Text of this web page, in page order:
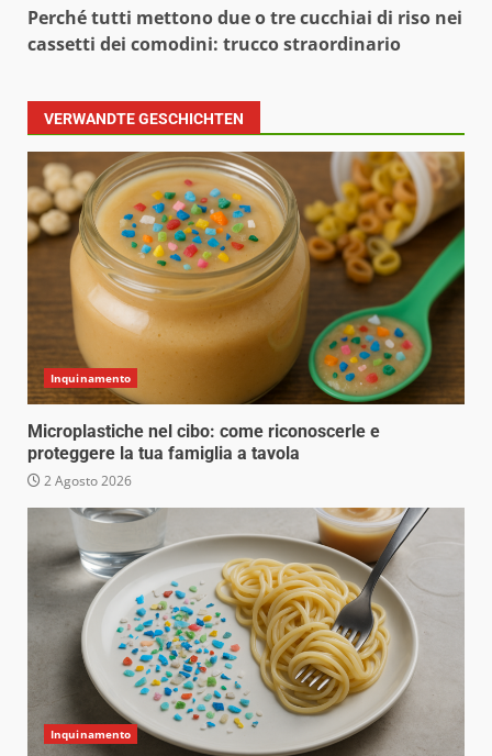
Perché tutti mettono due o tre cucchiai di riso nei
cassetti dei comodini: trucco straordinario
VERWANDTE GESCHICHTEN
Inquinamento
Microplastiche nel cibo: come riconoscerle e
proteggere la tua famiglia a tavola
2 Agosto 2026
Inquinamento